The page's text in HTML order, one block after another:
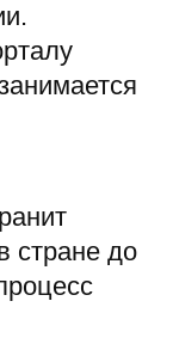
стране до